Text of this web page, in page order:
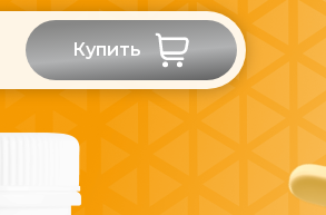
Купить